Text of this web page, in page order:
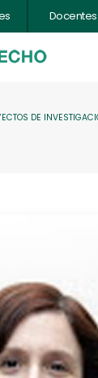
Docentes
DE